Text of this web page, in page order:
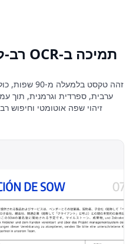
תמיכה ב-OCR רב-לשוני ל-90+ שפות
זהה טקסט
ערבית, ספרדית וגרמנית, תוך
זיהוי שפה אוטומטי וחיפוש